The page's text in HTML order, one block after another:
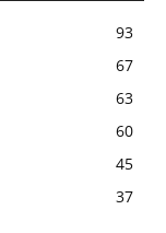
93
67
63
60
45
37